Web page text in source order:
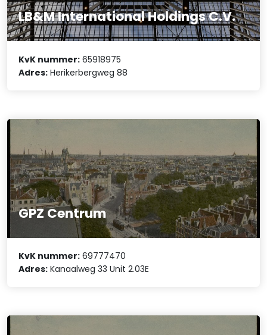
LB&M International Holdings C.V.
KvK nummer: 65918975
Adres: Herikerbergweg 88
GPZ Centrum
KvK nummer: 69777470
Adres: Kanaalweg 33 Unit 2.03E